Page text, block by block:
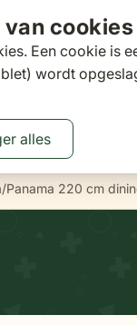
cookies
Een cookie is
wordt
alles
Tuinsets
submenu for
Toggle
Stores
Panama 220 cm